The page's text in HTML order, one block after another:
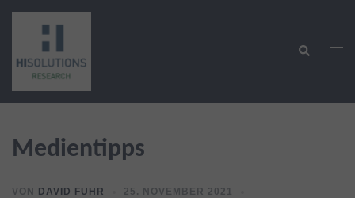
Zum
springen
Suche
Medientipps
VON DAVID FUHR
25. NOVEMBER 2021